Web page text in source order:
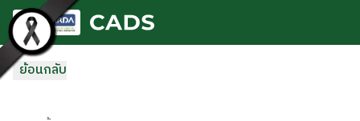
ข้ามไปยังเนื้อหาหลัก
ย้อนกลับ